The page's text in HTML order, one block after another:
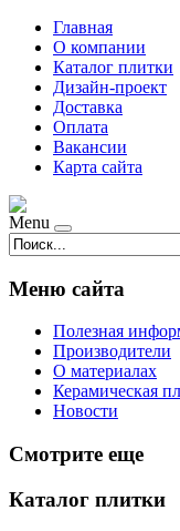
Главная
О компании
Каталог плитки
Дизайн-проект
Доставка
Оплата
Вакансии
Карта сайта
Menu
Меню сайта
Полезная
Производители
О материалах
Керамическая
Новости
Смотрите еще
Каталог плитки